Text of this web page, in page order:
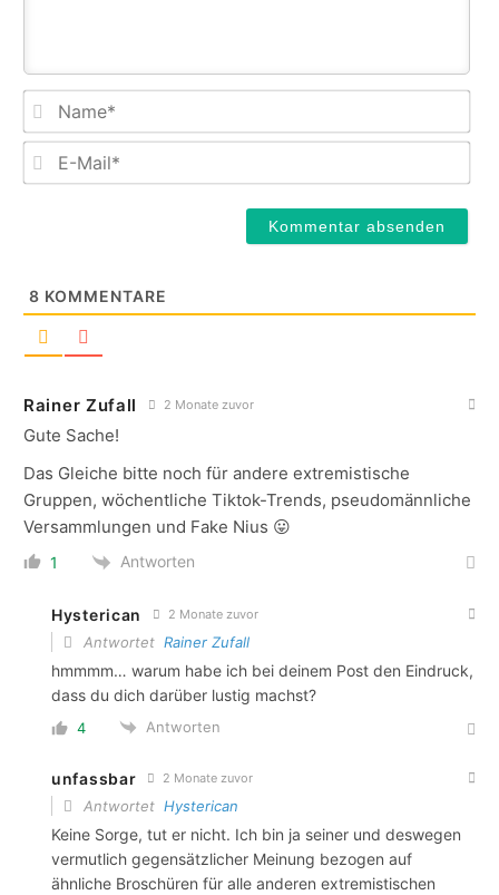
E-
8 KOMMENTARE
Rainer Zufall 2 Monate zuvor
Gute Sache!
Das Gleiche bitte noch für andere extremistische
Gruppen, wöchentliche Tiktok-Trends, pseudomännliche
Versammlungen und Fake Nius 😛
1 Antworten
Hysterican 2 Monate zuvor
Antwortet Rainer Zufall
hmmmm… warum habe ich bei deinem Post den Eindruck,
dass du dich darüber lustig machst?
4 Antworten
unfassbar 2 Monate zuvor
Antwortet Hysterican
Keine Sorge, tut er nicht. Ich bin ja seiner und deswegen
vermutlich gegensätzlicher Meinung bezogen auf
ähnliche Broschüren für alle anderen extremistischen